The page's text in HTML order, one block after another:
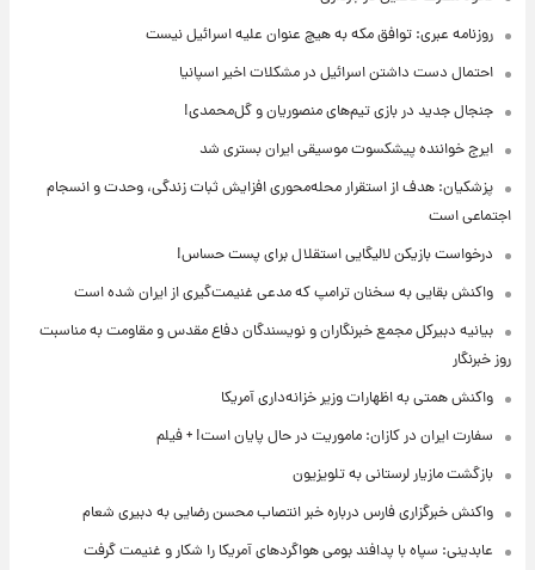
روزنامه عبری: توافق مکه به هیچ عنوان علیه اسرائیل نیست
احتمال دست داشتن اسرائیل در مشکلات اخیر اسپانیا
جنجال جدید در بازی تیم‌های منصوریان و گل‌محمدی!
ایرج خواننده پیشکسوت موسیقی ایران بستری شد
پزشکیان: هدف از استقرار محله‌محوری افزایش ثبات زندگی، وحدت و انسجام
اجتماعی است
درخواست بازیکن لالیگایی استقلال برای پست حساس!
واکنش بقایی به سخنان ترامپ که مدعی غنیمت‌گیری از ایران شده است
بیانیه دبیرکل مجمع خبرنگاران و نویسندگان دفاع مقدس و مقاومت به مناسبت
روز خبرنگار
واکنش همتی به اظهارات وزیر خزانه‌داری آمریکا
سفارت ایران در کازان: ماموریت در حال پایان است! + فیلم
بازگشت مازیار لرستانی به تلویزیون
واکنش خبرگزاری فارس درباره خبر انتصاب محسن رضایی به دبیری شعام
عابدینی: سپاه با پدافند بومی هواگردهای آمریکا را شکار و غنیمت گرفت